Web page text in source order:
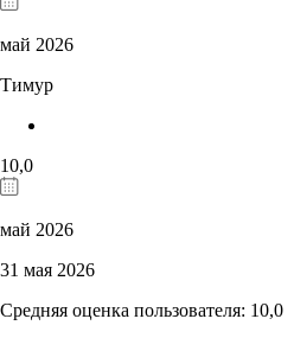
май 2026
Тимур
10,0
май 2026
31 мая 2026
Средняя оценка пользователя: 10,0